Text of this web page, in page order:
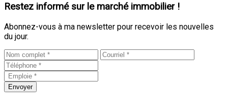
Restez informé sur le marché immobilier !
Abonnez-vous à ma newsletter pour recevoir les nouvelles
du jour.
Envoyer